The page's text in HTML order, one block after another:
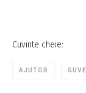
Cuvinte cheie:
AJUTOR